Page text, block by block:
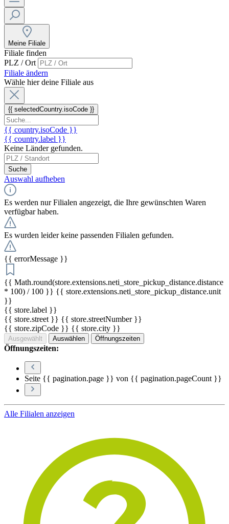
Meine Filiale
Filiale finden
PLZ / Ort
Filiale ändern
Wähle hier deine Filiale aus
{{ selectedCountry.isoCode }}
{{ country.isoCode }}
{{ country.label }}
Keine Länder gefunden.
Suche
Auswahl aufheben
Es werden nur Filialen angezeigt, die Ihre gewünschten Waren
verfügbar haben.
Es wurden leider keine passenden Filialen gefunden.
{{ errorMessage }}
{{ Math.round(store.extensions.neti_store_pickup_distance.distance
* 100) / 100 }} {{ store.extensions.neti_store_pickup_distance.unit
}}
{{ store.label }}
{{ store.street }} {{ store.streetNumber }}
{{ store.zipCode }} {{ store.city }}
Ausgewählt Auswählen Öffnungszeiten
Öffnungszeiten:
Seite {{ pagination.page }} von {{ pagination.pageCount }}
Alle Filialen anzeigen